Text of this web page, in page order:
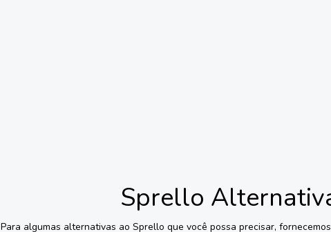
Sprello
Para algumas alternativas ao Sprello que você possa precisar,